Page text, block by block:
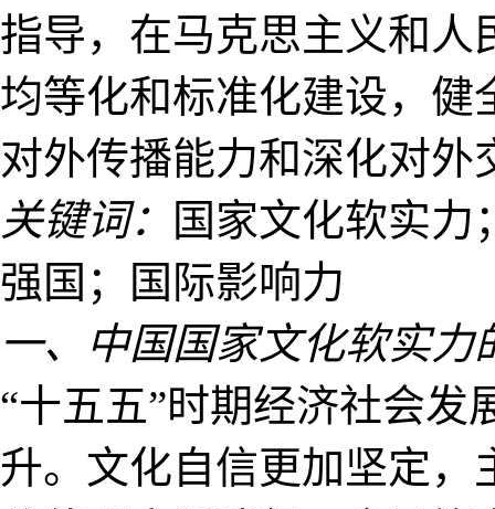
指导，在马克思主义和人
均等化和标准化建设，健
对外传播能力和深化对
关键词：
国家文化软实力
强国；国际影响力
一、中国国家文化软实力
“十五五”时期经济社会发
升。文化自信更加坚定